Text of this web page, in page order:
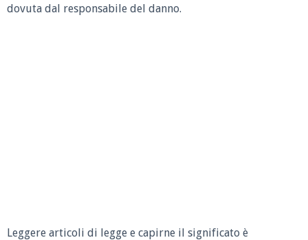
dovuta dal responsabile del danno.
Leggere articoli di legge e capirne il significato è